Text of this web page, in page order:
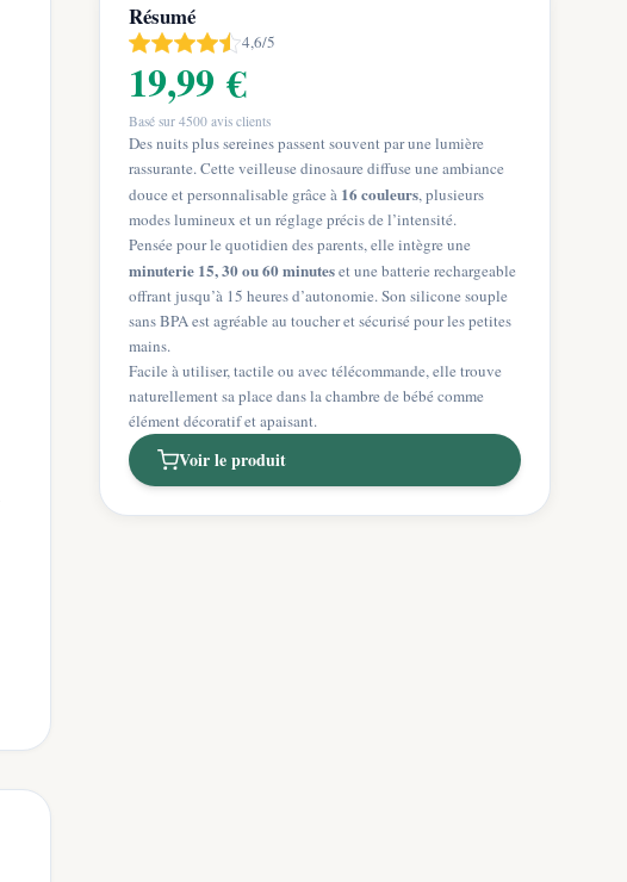
Résumé
4,6/5
19,99 €
Basé sur4500 avis clients
Des nuits plus sereines passent souvent par une lumière
rassurante. Cette veilleuse dinosaure diffuse une ambiance
douce et personnalisable grâce à 16 couleurs, plusieurs
modes lumineux et un réglage précis de l’intensité.
Pensée pour le quotidien des parents, elle intègre une
minuterie 15, 30 ou 60 minuteset une batterie rechargeable
offrant jusqu’à 15 heures d’autonomie. Son silicone souple
sans BPA est agréable au toucher et sécurisé pour les petites
mains.
Facile à utiliser, tactile ou avec télécommande, elle trouve
naturellement sa place dans la chambre de bébé comme
élément décoratif et apaisant.
Voir le produit